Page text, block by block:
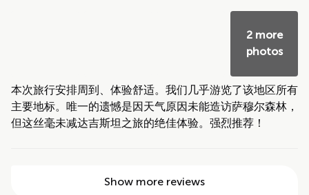
2 more
photos
本次旅行安排周到、体验舒适。我们几乎游览了该地区所有
主要地标。唯一的遗憾是因天气原因未能造访萨穆尔森林，
但这丝毫未减达吉斯坦之旅的绝佳体验。强烈推荐！
Show more reviews